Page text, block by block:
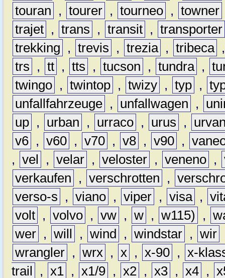
touran
, tourer , tourneo , towner
trajet , trans , transit , transporter
trekking
, trevis , trezia , tribeca
trs
, tt , tts , tucson , tundra ,
twingo , twintop , twizy , typ ,
unfallfahrzeuge , unfallwagen ,
up , urban , urraco , urus ,
v6 , v60 , v70 , v8 , v90 ,
, vel , velar , veloster , veneno ,
verkaufen
, verschrotten ,
verso-s
, viano , viper , visa ,
volt , volvo , vw , w , w115) ,
wer , will , wind , windstar , wir
wrangler , wrx , x , x-90 , x-
trail
, x1 , x1/9 , x2 , x3 , x4 ,